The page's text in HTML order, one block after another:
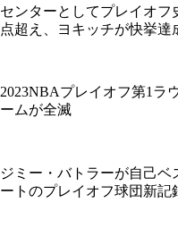
センターとしてプレイオフ
点超え、ヨキッチが快挙達
2023NBAプレイオフ第1ラ
ームが全滅
ジミー・バトラーが自己ベ
ートのプレイオフ球団新記